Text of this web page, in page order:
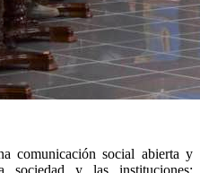
comunicación social abierta y